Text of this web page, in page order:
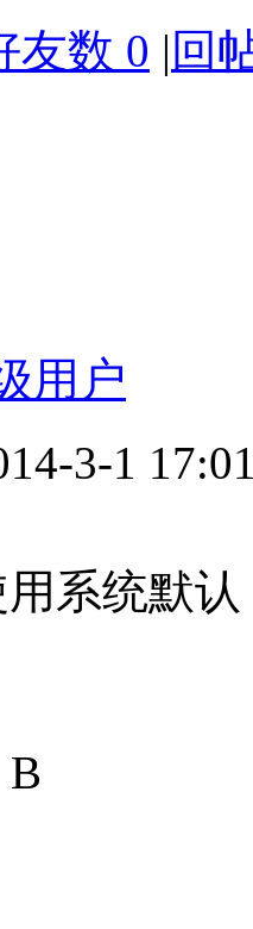
友数 0 | 回
用户
3-1
系统默认